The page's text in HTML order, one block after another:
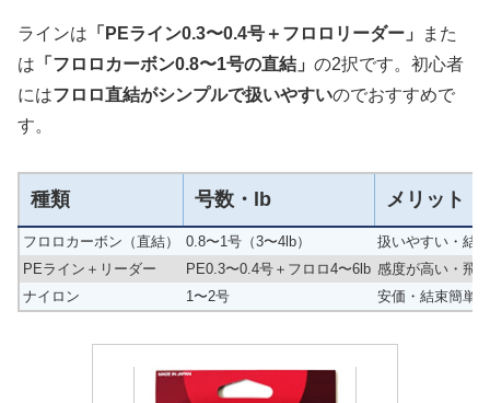
ラインは 「PEライン0.3〜0.4号＋フロロリーダー」
また
は 「フロロカーボン0.8〜1号の直結」 の2択です。初心者
にはフロロ直結がシンプルで扱いやすいのでおすすめで
す。
種類 号数・lb メリット
フロロカーボン（直結） 0.8〜1号（3〜4lb）
扱いやすい・結
PEライン＋リーダー
PE0.3〜0.4号＋フロロ4〜6lb 感度が高い・飛
ナイロン
1〜2号 安価・結束簡単